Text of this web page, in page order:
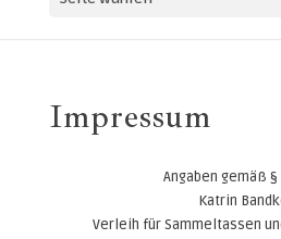
Impressum
Angaben gemäß §
Katrin
Verleih für Sammeltassen